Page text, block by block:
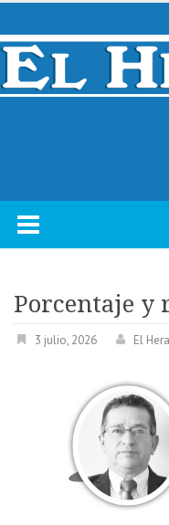
Skip
content
Porcentaje y
3 julio, 2026 El